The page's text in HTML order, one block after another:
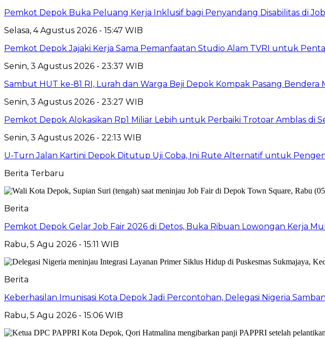
Pemkot Depok Buka Peluang Kerja Inklusif bagi Penyandang Disabilitas di
Selasa, 4 Agustus 2026 - 15:47 WIB
Pemkot Depok Jajaki Kerja Sama Pemanfaatan Studio Alam TVRI untuk
Senin, 3 Agustus 2026 - 23:37 WIB
Sambut HUT ke-81 RI, Lurah dan Warga Beji Depok Kompak Pasang Bendera
Senin, 3 Agustus 2026 - 23:27 WIB
Pemkot Depok Alokasikan Rp1 Miliar Lebih untuk Perbaiki Trotoar Amblas di
Senin, 3 Agustus 2026 - 22:13 WIB
U-Turn Jalan Kartini Depok Ditutup Uji Coba, Ini Rute Alternatif untuk
Berita Terbaru
Berita
Pemkot Depok Gelar Job Fair 2026 di Detos, Buka Ribuan Lowongan Kerja
Rabu, 5 Agu 2026 - 15:11 WIB
Berita
Keberhasilan Imunisasi Kota Depok Jadi Percontohan, Delegasi Nigeria
Rabu, 5 Agu 2026 - 15:06 WIB